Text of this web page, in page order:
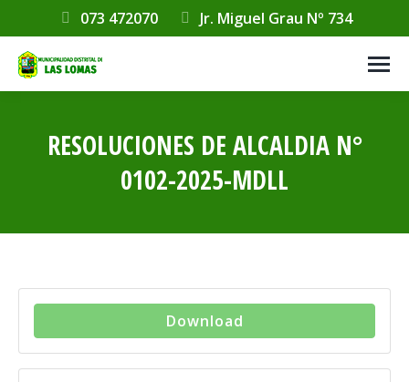
073 472070 Jr. Miguel Grau Nº 734
RESOLUCIONES DE ALCALDIA N°
0102-2025-MDLL
Download